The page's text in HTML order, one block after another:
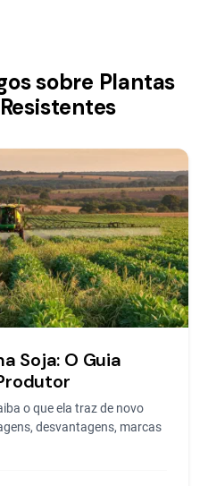
sobre Plantas
Soja: O Guia
o que ela traz de novo
desvantagens, marcas